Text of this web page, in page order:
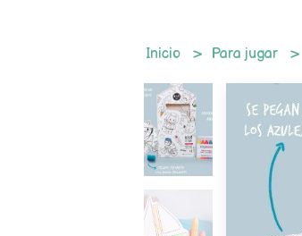
Inicio Para jugar